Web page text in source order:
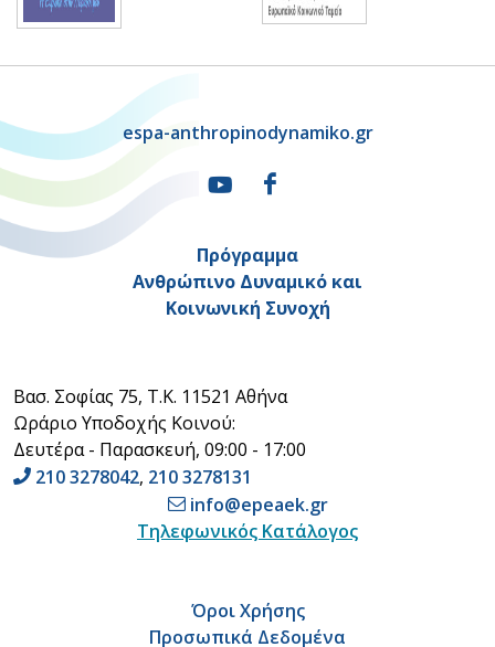
espa-anthropinodynamiko.gr
Βασ. Σοφίας 75, Τ.Κ. 11521 Αθήνα
Ωράριο Υποδοχής Κοινού:
Δευτέρα - Παρασκευή, 09:00 - 17:00
210 3278042, 210 3278131
info@epeaek.gr
Τηλεφωνικός Κατάλογος
Πρόγραμμα
Ανθρώπινο Δυναμικό και
Κοινωνική Συνοχή
Όροι Χρήσης
Προσωπικά Δεδομένα